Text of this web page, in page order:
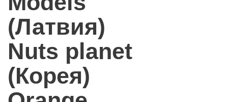
(Латвия)
Nuts planet
(Корея)